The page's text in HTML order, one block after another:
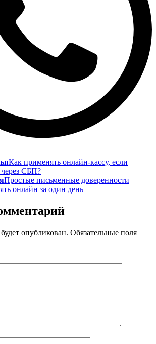
Как применять онлайн-кассу, если
через СБП?
Простые письменные доверенности
онлайн за один день
опубликован. Обязательные поля